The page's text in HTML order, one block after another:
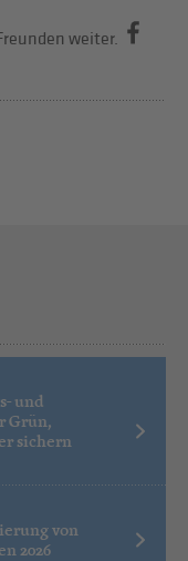
weiter.
und
Grün,
sichern
von
2026